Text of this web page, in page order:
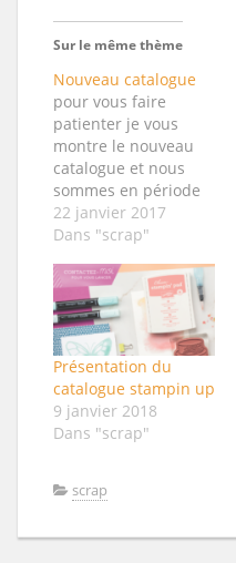
Sur le même thème
Nouveau catalogue
pour vous faire
patienter je vous
montre le nouveau
catalogue et nous
sommes en période
sale a bration donc
un cadeau dès 60 €
aussi le catalogue
pour les cadeaux je
vous programme une
présentation dès
mon retour sale a
bration 2017
catalogue printemps
été 2017
22 janvier 2017
Dans "scrap"
Présentation du
catalogue stampin up
9 janvier 2018
Dans "scrap"
scrap